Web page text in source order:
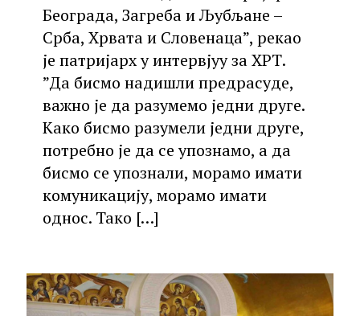
Београда, Загреба и Љубљане –
Срба, Хрвата и Словенаца”, рекао
је патријарх у интервјуу за ХРТ.
”Да бисмо надишли предрасуде,
важно је да разумемо једни друге.
Како бисмо разумели једни друге,
потребно је да се упознамо, а да
бисмо се упознали, морамо имати
комуникацију, морамо имати
однос. Тако […]